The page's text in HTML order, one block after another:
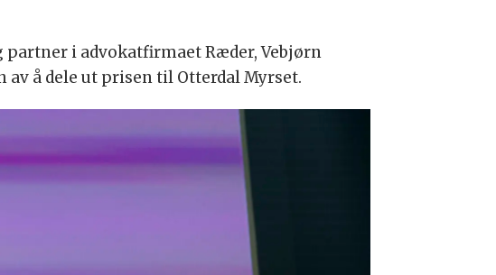
partner i advokatfirmaet Ræder, Vebjørn
av å dele ut prisen til Otterdal Myrset.